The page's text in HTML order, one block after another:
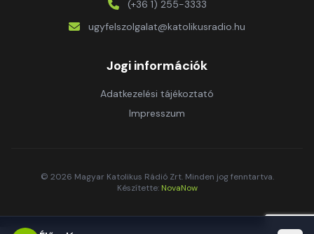
(+36 1) 255-3333
ugyfelszolgalat@katolikusradio.hu
Jogi információk
Adatkezelési tájékoztató
Impresszum
© 2026 Magyar Katolikus Rádió Zrt. Minden jog fenntartva.
Készítette: NovaNow